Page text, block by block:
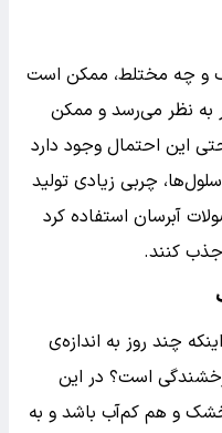
و چه مختلط، ممکن است
به نظر می‌رسد و ممکن
این احتمال وجود دارد
چربی زیادی تولید
آبرسان استفاده کرد
کنند.
چند روز به اندازه‌ی
است؟ در این
و هم کم‌آب باشد و به